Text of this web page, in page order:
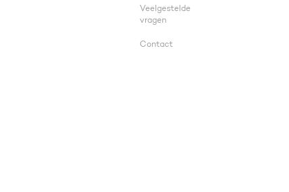
Veelgestelde
vragen
Contact